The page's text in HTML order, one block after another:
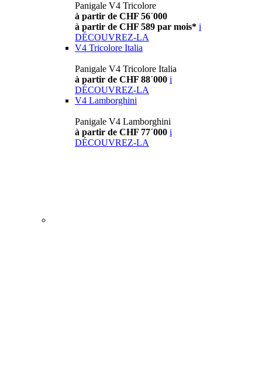
Panigale V4 Tricolore
à partir de CHF 56´000
à partir de CHF 589 par mois* i
DÉCOUVREZ-LA
V4 Tricolore Italia
Panigale V4 Tricolore Italia
à partir de CHF 88´000 i
DÉCOUVREZ-LA
V4 Lamborghini
Panigale V4 Lamborghini
à partir de CHF 77´000 i
DÉCOUVREZ-LA